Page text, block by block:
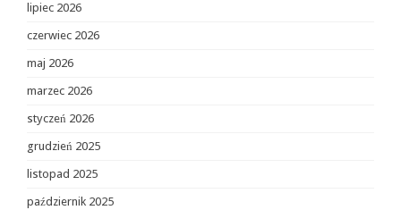
lipiec 2026
czerwiec 2026
maj 2026
marzec 2026
styczeń 2026
grudzień 2025
listopad 2025
październik 2025